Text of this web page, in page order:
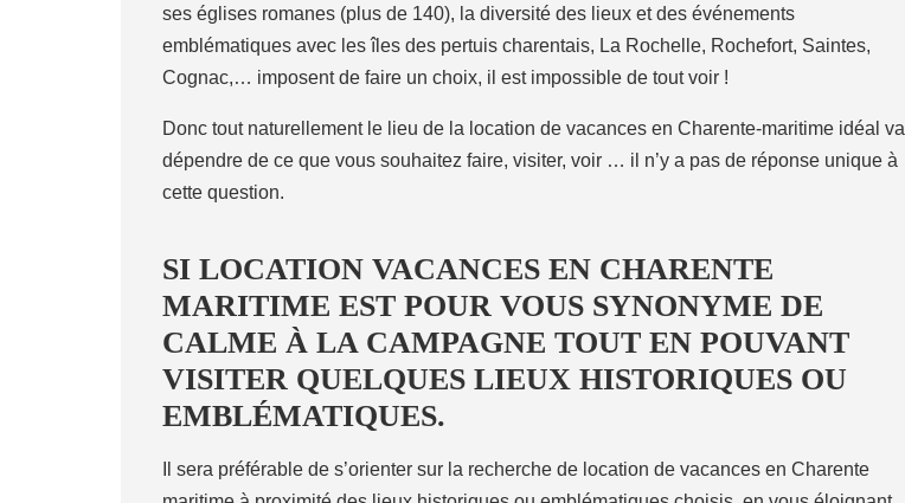
ses églises romanes (plus de 140), la diversité des lieux et des événements
emblématiques avec les îles des pertuis charentais, La Rochelle, Rochefort, Saintes,
Cognac,… imposent de faire un choix, il est impossible de tout voir !
Donc tout naturellement le lieu de la location de vacances en Charente-maritime idéal va
dépendre de ce que vous souhaitez faire, visiter, voir … il n’y a pas de réponse unique à
cette question.
SI LOCATION VACANCES EN CHARENTE
MARITIME EST POUR VOUS SYNONYME DE
CALME À LA CAMPAGNE TOUT EN POUVANT
VISITER QUELQUES LIEUX HISTORIQUES OU
EMBLÉMATIQUES.
Il sera préférable de s’orienter sur la recherche de location de vacances en Charente